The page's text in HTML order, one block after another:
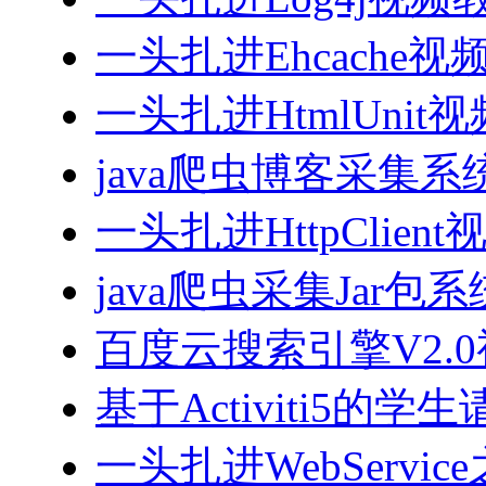
一头扎进Ehcache视
一头扎进HtmlUnit视
java爬虫博客采集系
一头扎进HttpClient
java爬虫采集Jar包
百度云搜索引擎
基于Activiti5的学生
一头扎进